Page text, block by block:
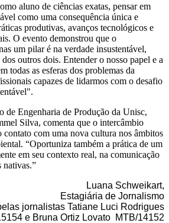
aluno de ciências exatas, pensar em
como uma consequência única e
produtivas, avanços tecnológicos e
O evento demonstrou que o
um pilar é na verdade insustentável,
outros dois. Entender o nosso papel e a
todas as esferas dos problemas da
capazes de lidarmos com o desafio
de Engenharia de Produção da Unisc,
Silva, comenta que o intercâmbio
contato com uma nova cultura nos âmbitos
“Oportuniza também a prática de um
em seu contexto real, na comunicação
nativas.”
Luana Schweikart,
Estagiária de Jornalismo
jornalistas Tatiane Luci Rodrigues
e Bruna Ortiz Lovato MTB/14152